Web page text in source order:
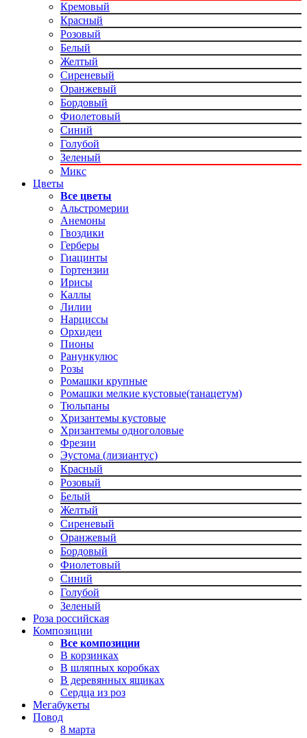
Кремовый
Красный
Розовый
Белый
Желтый
Сиреневый
Оранжевый
Бордовый
Фиолетовый
Синий
Голубой
Зеленый
Микс
Цветы
Все цветы
Альстромерии
Анемоны
Гвоздики
Герберы
Гиацинты
Гортензии
Ирисы
Каллы
Лилии
Нарциссы
Орхидеи
Пионы
Ранункулюс
Розы
Ромашки крупные
Ромашки мелкие кустовые(танацетум)
Тюльпаны
Хризантемы кустовые
Хризантемы одноголовые
Фрезии
Эустома (лизиантус)
Красный
Розовый
Белый
Желтый
Сиреневый
Оранжевый
Бордовый
Фиолетовый
Синий
Голубой
Зеленый
Роза российская
Композиции
Все композиции
В корзинках
В шляпных коробках
В деревянных ящиках
Сердца из роз
Мегабукеты
Повод
8 марта